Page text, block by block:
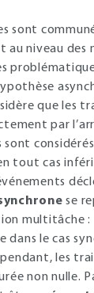
sont
niveau des
que les
par
tout cas
se
multitâche :
dans le cas
les
non nulle.